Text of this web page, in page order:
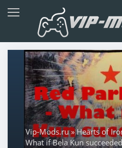
Vip-Mods.ru»Hearts of
What if Bela Kun succeeded